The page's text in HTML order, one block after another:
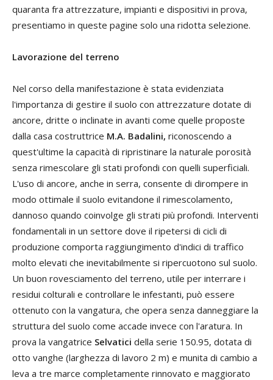
quaranta fra attrezzature, impianti e dispositivi in prova,
presentiamo in queste pagine solo una ridotta selezione.
Lavorazione del terreno
Nel corso della manifestazione è stata evidenziata
l'importanza di gestire il suolo con attrezzature dotate di
ancore, dritte o inclinate in avanti come quelle proposte
dalla casa costruttrice M.A. Badalini, riconoscendo a
quest'ultime la capacità di ripristinare la naturale porosità
senza rimescolare gli stati profondi con quelli superficiali.
L'uso di ancore, anche in serra, consente di dirompere in
modo ottimale il suolo evitandone il rimescolamento,
dannoso quando coinvolge gli strati più profondi. Interventi
fondamentali in un settore dove il ripetersi di cicli di
produzione comporta raggiungimento d'indici di traffico
molto elevati che inevitabilmente si ripercuotono sul suolo.
Un buon rovesciamento del terreno, utile per interrare i
residui colturali e controllare le infestanti, può essere
ottenuto con la vangatura, che opera senza danneggiare la
struttura del suolo come accade invece con l'aratura. In
prova la vangatrice Selvatici della serie 150.95, dotata di
otto vanghe (larghezza di lavoro 2 m) e munita di cambio a
leva a tre marce completamente rinnovato e maggiorato